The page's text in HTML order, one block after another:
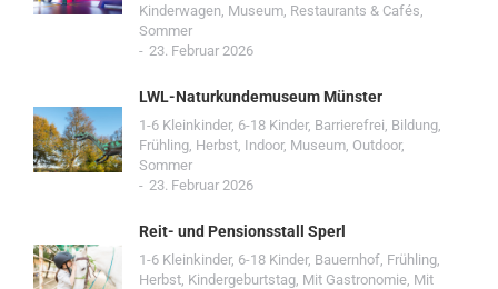
Kinderwagen, Museum, Restaurants & Cafés,
Sommer
23. Februar 2026
LWL-Naturkundemuseum Münster
1-6 Kleinkinder, 6-18 Kinder, Barrierefrei, Bildung,
Frühling, Herbst, Indoor, Museum, Outdoor,
Sommer
23. Februar 2026
Reit- und Pensionsstall Sperl
1-6 Kleinkinder, 6-18 Kinder, Bauernhof, Frühling,
Herbst, Kindergeburtstag, Mit Gastronomie, Mit